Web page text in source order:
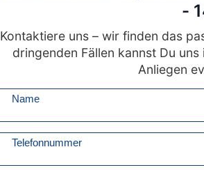
-
Kontaktiere uns – wir finden das
dringenden Fällen kannst Du
Anliegen
Name
Telefonnummer